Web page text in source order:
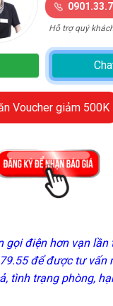
Hỗ trợ quý
Voucher giảm 500K
gọi điện hơn vạn lần
để được tư vấn
tình trạng phòng,